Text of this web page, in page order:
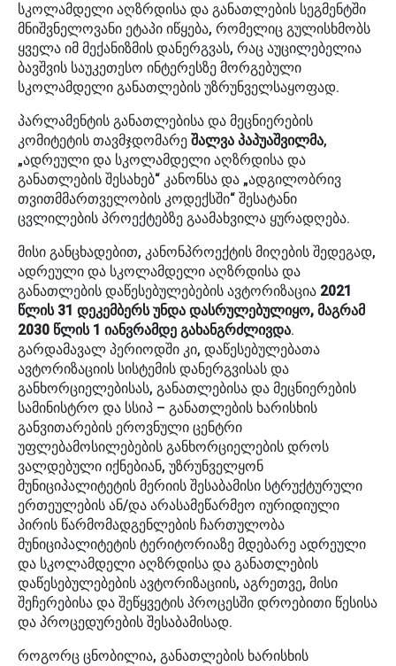
სკოლამდელი აღზრდისა და განათლების სეგმენტში
მნიშვნელოვანი ეტაპი იწყება, რომელიც გულისხმობს
ყველა იმ მექანიზმის დანერგვას, რაც აუცილებელია
ბავშვის საუკეთესო ინტერესზე მორგებული
სკოლამდელი განათლების უზრუნველსაყოფად.
პარლამენტის განათლებისა და მეცნიერების
კომიტეტის თავმჯდომარე შალვა პაპუაშვილმა,
„ადრეული და სკოლამდელი აღზრდისა და
განათლების შესახებ“ კანონსა და „ადგილობრივ
თვითმმართველობის კოდექსში“ შესატანი
ცვლილების პროექტებზე გაამახვილა ყურადღება.
მისი განცხადებით, კანონპროექტის მიღების შედეგად,
ადრეული და სკოლამდელი აღზრდისა და
განათლების დაწესებულებების ავტორიზაცია 2021
წლის 31 დეკემბერს უნდა დასრულებულიყო, მაგრამ
2030 წლის 1 იანვრამდე გახანგრძლივდა.
გარდამავალ პერიოდში კი, დაწესებულებათა
ავტორიზაციის სისტემის დანერგვისას და
განხორციელებისას, განათლებისა და მეცნიერების
სამინისტრო და სსიპ – განათლების ხარისხის
განვითარების ეროვნული ცენტრი
უფლებამოსილებების განხორციელების დროს
ვალდებული იქნებიან, უზრუნველყონ
მუნიციპალიტეტის მერიის შესაბამისი სტრუქტურული
ერთეულების ან/და არასამეწარმეო იურიდიული
პირის წარმომადგენლების ჩართულობა
მუნიციპალიტეტის ტერიტორიაზე მდებარე ადრეული
და სკოლამდელი აღზრდისა და განათლების
დაწესებულებების ავტორიზაციის, აგრეთვე, მისი
შეჩერებისა და შეწყვეტის პროცესში დროებითი წესისა
და პროცედურების შესაბამისად.
როგორც ცნობილია, განათლების ხარისხის